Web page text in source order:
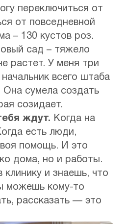
переключиться от
от повседневной
– 130 кустов роз.
сад – тяжело
растет. У меня три
всего штаба
сумела создать
созидает.
ждут. Когда на
есть люди,
помощь. И это
дома, но и работы.
и знаешь, что
можешь кому-то
рассказать — это